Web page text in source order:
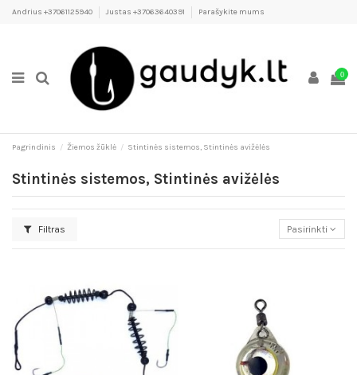
Andrius +37061125940 Justas +37063640391 Parašykite mums
0
Pagrindinis Žiemos žūklė Stintinės sistemos, Stintinės avižėlės
Stintinės sistemos, Stintinės avižėlės
Filtras Pasirinkti